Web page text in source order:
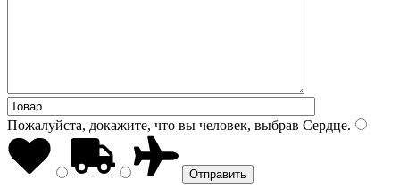
Пожалуйста, докажите, что вы человек, выбрав Сердце.